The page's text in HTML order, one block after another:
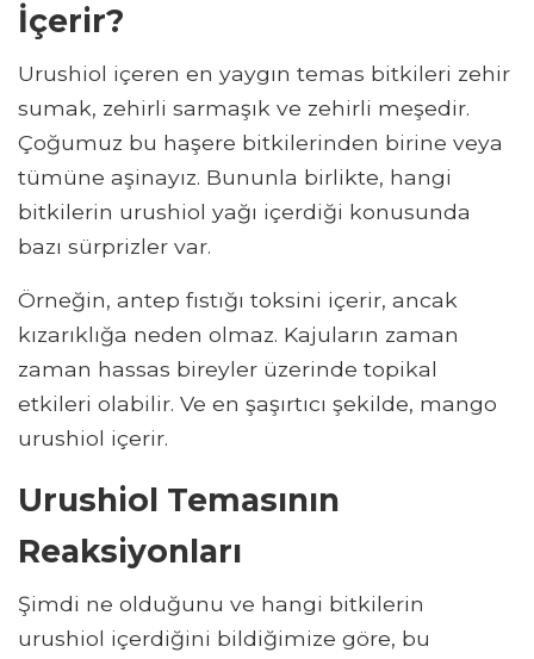
İçerir?
Urushiol içeren en yaygın temas bitkileri zehir
sumak, zehirli sarmaşık ve zehirli meşedir.
Çoğumuz bu haşere bitkilerinden birine veya
tümüne aşinayız. Bununla birlikte, hangi
bitkilerin urushiol yağı içerdiği konusunda
bazı sürprizler var.
Örneğin, antep fıstığı toksini içerir, ancak
kızarıklığa neden olmaz. Kajuların zaman
zaman hassas bireyler üzerinde topikal
etkileri olabilir. Ve en şaşırtıcı şekilde, mango
urushiol içerir.
Urushiol Temasının
Reaksiyonları
Şimdi ne olduğunu ve hangi bitkilerin
urushiol içerdiğini bildiğimize göre, bu